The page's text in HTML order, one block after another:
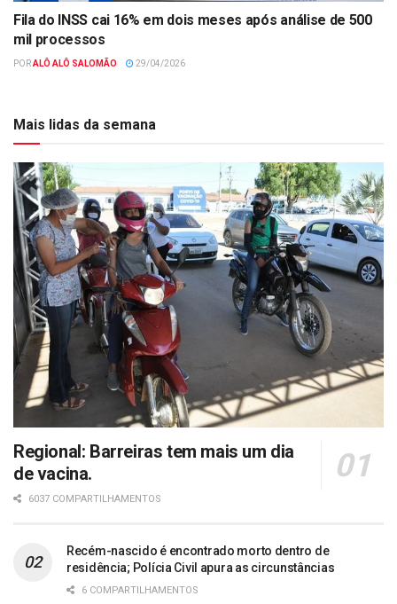
Fila do INSS cai 16% em dois meses após análise de 500
mil processos
PORALÔ ALÔ SALOMÃO 29/04/2026
Mais lidas da semana
Regional: Barreiras tem mais um dia
de vacina.
6037 COMPARTILHAMENTOS
Recém-nascido é encontrado morto dentro de
residência; Polícia Civil apura as circunstâncias
6 COMPARTILHAMENTOS